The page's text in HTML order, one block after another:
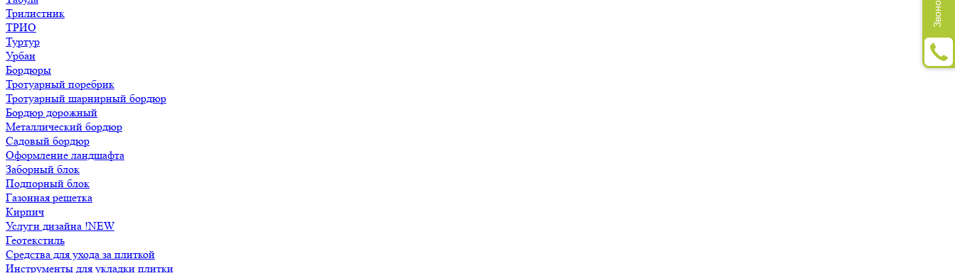
Трилистник
ТРИО
Туртур
Урбан
Бордюры
Тротуарный поребрик
Тротуарный шарнирный бордюр
Бордюр дорожный
Металлический бордюр
Садовый бордюр
Оформление ландшафта
Заборный блок
Подпорный блок
Газонная решетка
Кирпич
Услуги дизайна !NEW
Геотекстиль
Средства для ухода за плиткой
Инструменты для укладки плитки